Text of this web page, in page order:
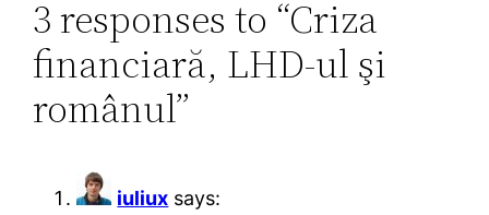
3 responses to “Criza
financiară, LHD-ul şi
românul”
iuliux says: